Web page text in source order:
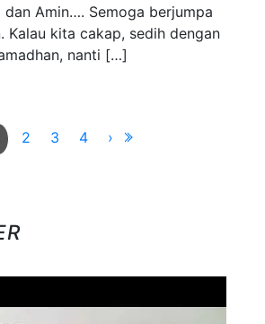
Amin…. Semoga berjumpa
Kalau kita cakap, sedih dengan
nanti […]
2 3 4 ›